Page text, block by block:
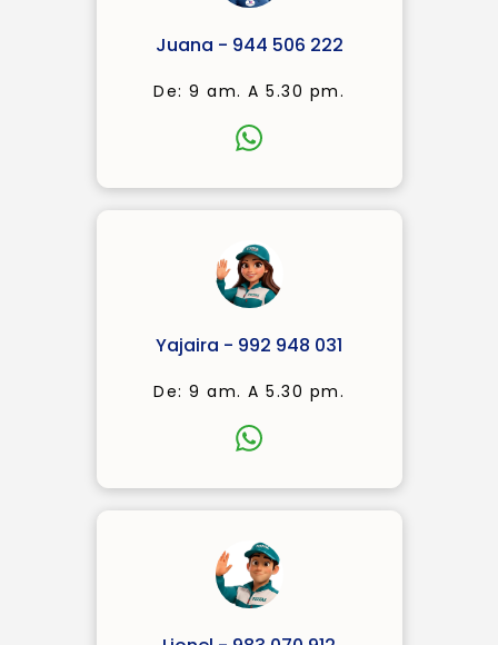
Juana - 944 506 222
De: 9 am. A 5.30 pm.
Yajaira - 992 948 031
De: 9 am. A 5.30 pm.